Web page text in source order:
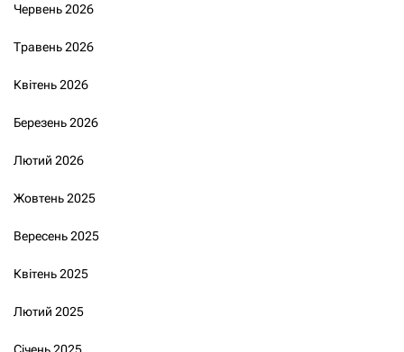
Червень 2026
Травень 2026
Квітень 2026
Березень 2026
Лютий 2026
Жовтень 2025
Вересень 2025
Квітень 2025
Лютий 2025
Січень 2025